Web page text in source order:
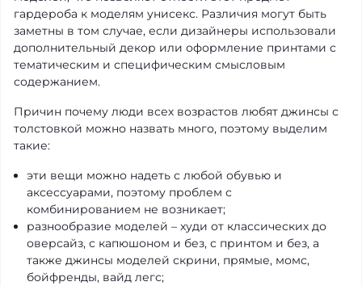
гардероба к моделям унисекс. Различия могут быть
заметны в том случае, если дизайнеры использовали
дополнительный декор или оформление принтами с
тематическим и специфическим смысловым
содержанием.
Причин почему люди всех возрастов любят джинсы с
толстовкой можно назвать много, поэтому выделим
такие:
эти вещи можно надеть с любой обувью и
аксессуарами, поэтому проблем с
комбинированием не возникает;
разнообразие моделей – худи от классических до
оверсайз, с капюшоном и без, с принтом и без, а
также джинсы моделей скрини, прямые, момс,
бойфренды, вайд легс;